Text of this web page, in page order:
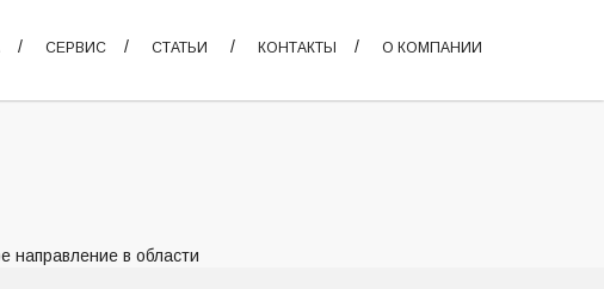
СЕРВИС СТАТЬИ КОНТАКТЫ О КОМПАНИИ
направление в области